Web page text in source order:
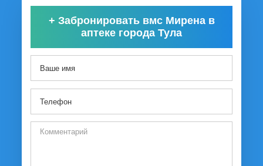
+ Забронировать вмс Мирена в
аптеке города Тула